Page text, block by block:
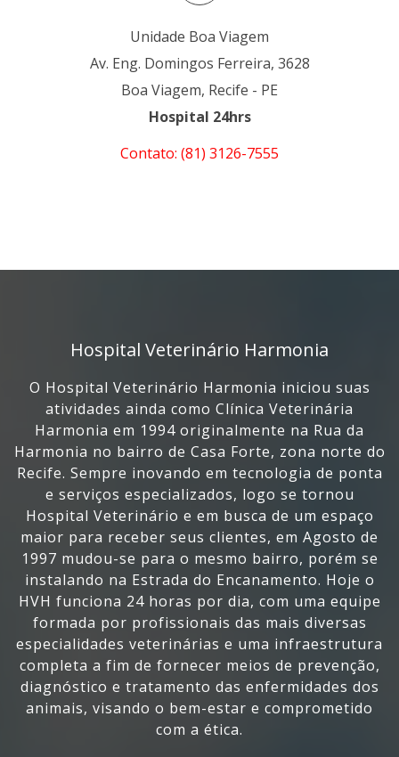
Unidade Boa Viagem
Av. Eng. Domingos Ferreira, 3628
Boa Viagem, Recife - PE
Hospital 24hrs
Contato: (81) 3126-7555
Hospital Veterinário Harmonia
O Hospital Veterinário Harmonia iniciou suas
atividades ainda como Clínica Veterinária
Harmonia em 1994 originalmente na Rua da
Harmonia no bairro de Casa Forte, zona norte do
Recife. Sempre inovando em tecnologia de ponta
e serviços especializados, logo se tornou
Hospital Veterinário e em busca de um espaço
maior para receber seus clientes, em Agosto de
1997 mudou-se para o mesmo bairro, porém se
instalando na Estrada do Encanamento. Hoje o
HVH funciona 24 horas por dia, com uma equipe
formada por profissionais das mais diversas
especialidades veterinárias e uma infraestrutura
completa a fim de fornecer meios de prevenção,
diagnóstico e tratamento das enfermidades dos
animais, visando o bem-estar e comprometido
com a ética.